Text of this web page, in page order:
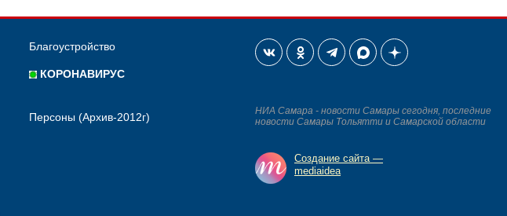
Благоустройство
КОРОНАВИРУС
Персоны (Архив-2012г)
НИА Самара - новости Самары сегодня, последние
новости Самары Тольятти и Самарской области
Создание сайта —
mediaidea